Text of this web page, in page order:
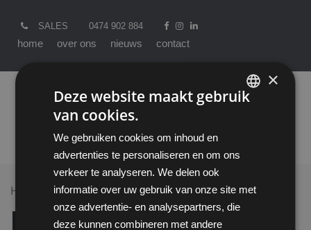
SALES 0474 902 884
home over ons nieuws contact
Home >All Products Electro Latex GP-0 handschoen
Electro Latex GP-0
×
Deze website maakt gebruik
van cookies.
We gebruiken cookies om inhoud en
advertenties te personaliseren en om ons
verkeer te analyseren. We delen ook
informatie over uw gebruik van onze site met
onze advertentie- en analysepartners, die
deze kunnen combineren met andere